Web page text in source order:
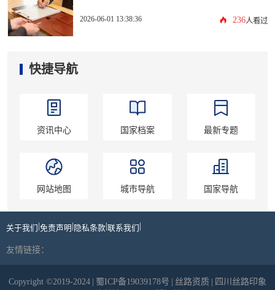
2026-06-01 13:38:36 236人看过
快捷导航
资讯中心 国家档案 最新专题
网站地图 城市导航 国家导航
关于我们 |免责声明 | 隐私条款|联系我们 |
友情链接：
Copyright ©2019-2024 | 蜀ICP备19039178号 | 丝路资质 | 四川丝路印象